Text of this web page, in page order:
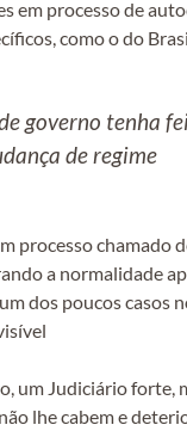
em processo de
como o do
governo tenha
de regime
processo chamado
a normalidade
dos poucos
um Judiciário
lhe cabem e